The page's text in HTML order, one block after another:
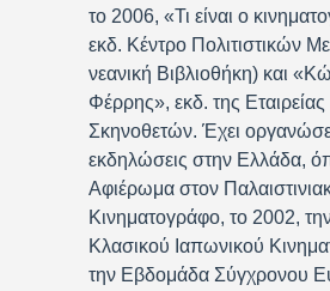
το 2006, «Τι είναι ο
εκδ. Κέντρο Πολιτιστικών
νεανική Βιβλιοθήκη) και
Φέρρης», εκδ. της
Σκηνοθετών. Έχει
εκδηλώσεις στην Ελλάδα,
Αφιέρωμα στον
Κινηματογράφο, το 2002,
Κλασικού Ιαπωνικού
την Εβδομάδα Σύγχρονου